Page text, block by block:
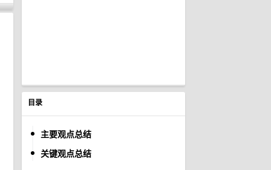
目录
主要观点总结
关键观点总结